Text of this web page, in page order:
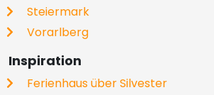
Steiermark
Vorarlberg
Inspiration
Ferienhaus über Silvester